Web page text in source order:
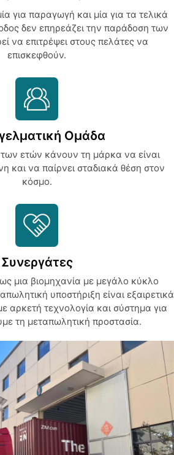
για παραγωγή και μία για τα τελικά
δεν επηρεάζει την παράδοση των
να επιτρέψει στους πελάτες να
επισκεφθούν.
Ομάδα
των ετών κάνουν τη μάρκα να είναι
και να παίρνει σταδιακά θέση στον
κόσμο.
Συνεργάτες
μια βιομηχανία με μεγάλο κύκλο
υποστήριξη είναι εξαιρετικά
αρκετή τεχνολογία και σύστημα για
τη μεταπωλητική προστασία.